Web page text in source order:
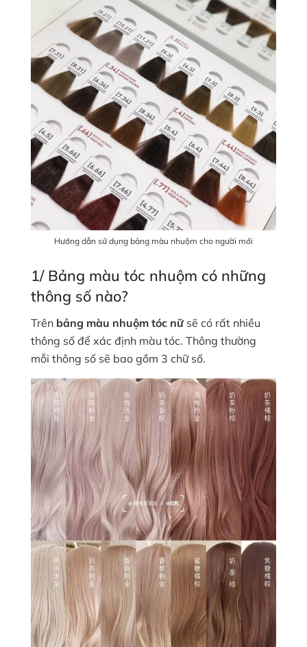
Hướng dẫn sử dụng bảng màu nhuộm cho người mới
1/ Bảng màu tóc nhuộm có những
thông số nào?
Trên bảng màu nhuộm tóc nữ sẽ có rất nhiều
thông số để xác định màu tóc. Thông thường
mỗi thông số sẽ bao gồm 3 chữ số.